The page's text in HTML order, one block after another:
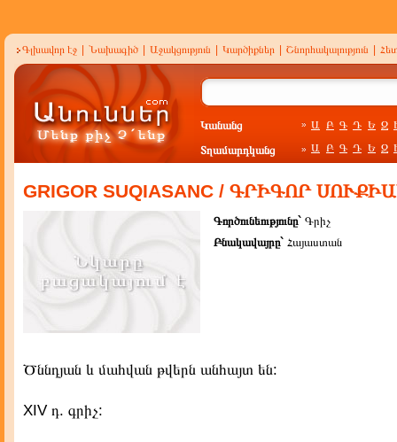
Գլխավոր էջ Նախագիծ Աջակցություն Կարծիքներ Շնորհակալություն
Կանանց » Ա Բ Գ Դ Ե Զ
Տղամարդկանց » Ա Բ Գ Դ Ե Զ
GRIGOR SUQIASANC / ԳՐԻԳՈՐ
Գործունեությունը` Գրիչ
Բնակավայրը` Հայաստան
Ծննդյան և մահվան թվերն անհայտ են:
XIV դ. գրիչ: